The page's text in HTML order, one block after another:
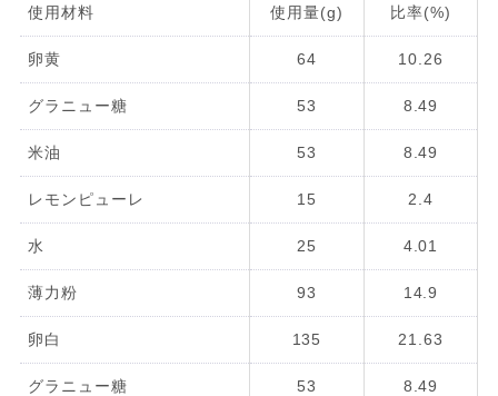
使用材料 使用量(g) 比率(%)
卵黄 64 10.26
グラニュー糖 53 8.49
米油 53 8.49
レモンピューレ 15 2.4
水 25 4.01
薄力粉 93 14.9
卵白 135 21.63
グラニュー糖 53 8.49